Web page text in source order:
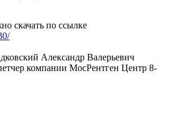
скачать по ссылке
Александр Валерьевич
компании МосРентген Центр 8-